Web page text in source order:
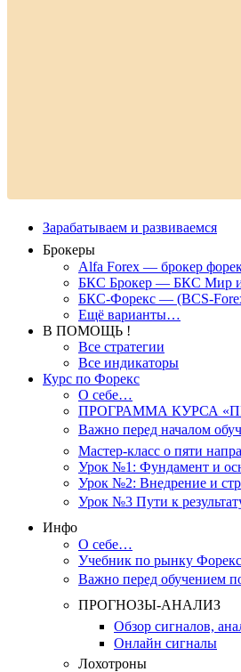
Зарабатываем и развиваемся
Брокеры
Alfa Forex — брокер
БКС Брокер — БКС Мир
БКС-Форекс — (BCS-
Ещё варианты…
В ПОМОЩЬ !
Все стратегии
Все индикаторы
Курс по Форекс
О себе…
ПРОГРАММА КУРСА
Важно перед началом
Мастер-класс о пяти
Урок №1: Фундамент и
Урок №2: Внедрение и
Урок №3 Пути к
Инфо
О себе…
Учебник по рынку Форекс
Важно перед обучением
ПРОГНОЗЫ-АНАЛИЗ
Обзор сигналов,
Онлайн сигналы
Лохотроны